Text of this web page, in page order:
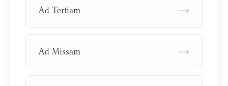
Ad Tertiam →
Ad Missam →